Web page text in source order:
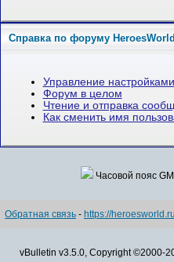
Справка по форуму HeroesWorld
Управление
Форум в целом
Чтение и отправка
Как сменить имя
Часовой пояс
Обратная связь - https://heroesworld.ru
vBulletin v3.5.0, Copyright ©2000-